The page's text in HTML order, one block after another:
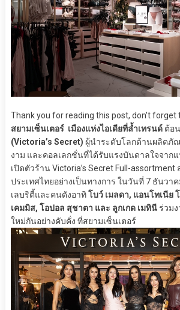
Thank you for reading this post, don't forget
สยามเซ็นเตอร์ เมืองแห่งไอเดียที่ล้ำเทรนด์ ต้อ
(Victoria’s Secret) ผู้นำระดับโลกด้านผลิตภั
งาม และคอลเลกชั่นที่ได้รับแรงบันดาลใจจาก
เปิดตัวร้าน Victoria’s Secret Full-assortment
ประเทศไทยอย่างเป็นทางการ ในวันที่ 7 ธันวา
เลบริตี้และคนดังอาทิโบว์ เมลดา, แอนโทเนีย
เคมมิส, โอปอล สุชาตา และ ลูกเกด เมทินีร่วมง
ใหม่กันอย่างคับคั่ง ที่สยามเซ็นเตอร์